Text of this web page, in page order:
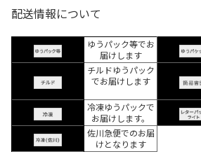
配送情報について
ゆうパック等でお
届けします
チルドゆうパック
でお届けします
冷凍ゆうパックで
お届けします。
佐川急便でのお届
けとなります